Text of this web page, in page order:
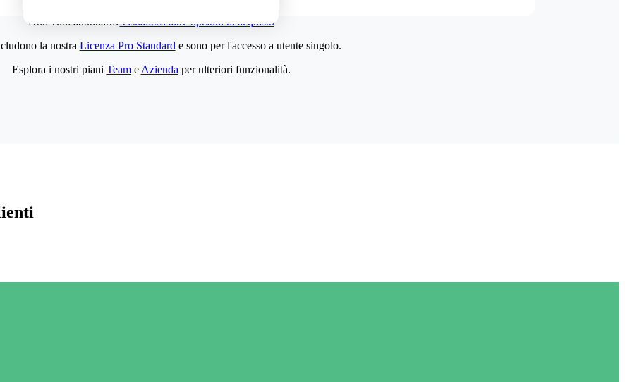
Non vuoi abbonarti?Visualizza altre opzioni di acquisto
la nostra Licenza Pro Standard e sono per l'accesso a utente singolo.
Esplora i nostri piani Teame Azienda per ulteriori funzionalità.